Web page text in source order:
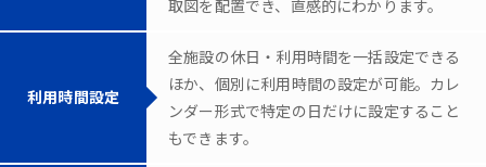
取図を配置でき、直感的にわかります。
利用時間設定
全施設の休日・利用時間を一括設定できる
ほか、個別に利用時間の設定が可能。カレ
ンダー形式で特定の日だけに設定すること
もできます。